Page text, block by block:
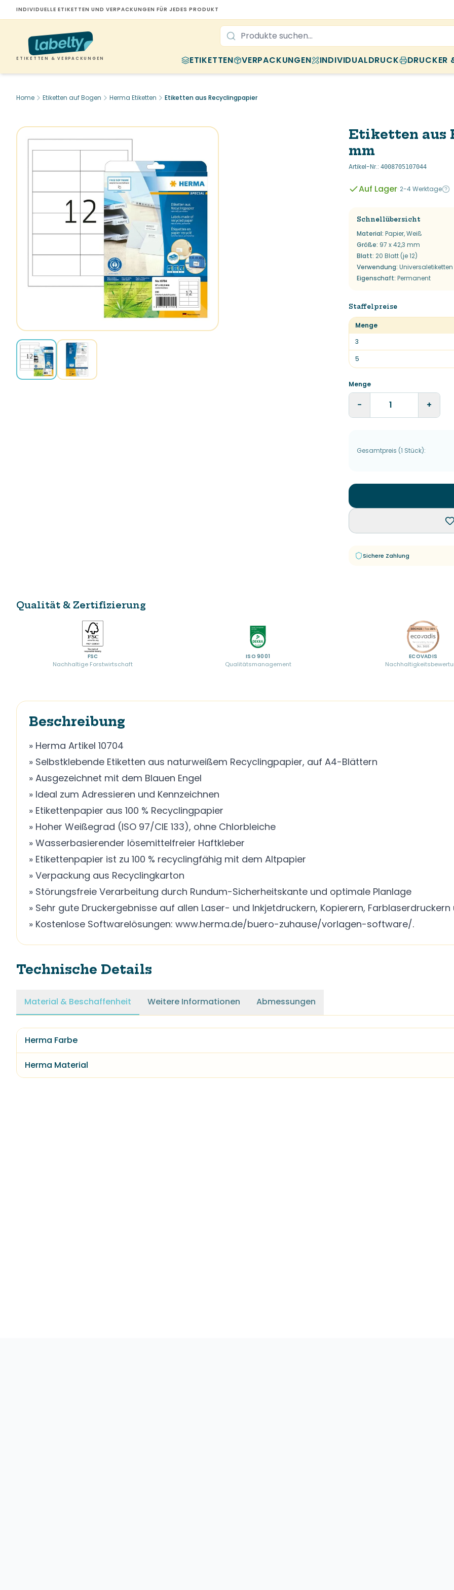
INDIVIDUELLE ETIKETTEN UND VERPACKUNGEN FÜR JEDES PRODUKT
ETIKETTEN & VERPACKUNGEN ETIKETTEN VERPACKUNGEN INDIVIDUALDRUCK DRUCKER
Home Etiketten auf Bogen Herma Etiketten Etiketten aus Recyclingpapier
Etiketten aus
mm
Artikel-Nr.: 4008705107044
Auf Lager· 2-4 Werktage
Schnellübersicht
Material: Papier, Weiß
Größe: 97 x 42,3 mm
Blatt: 20 Blatt (je 12)
Verwendung: Universaletiketten
Eigenschaft: Permanent
Staffelpreise
Menge
3
5
Menge
− +
Gesamtpreis (1 Stück):
Sichere Zahlung
Qualität & Zertifizierung
FSC
Nachhaltige Forstwirtschaft
ISO 9001
Qualitätsmanagement
ECOVADIS
Beschreibung
» Herma Artikel 10704
» Selbstklebende Etiketten aus naturweißem Recyclingpapier, auf A4-Blättern
» Ausgezeichnet mit dem Blauen Engel
» Ideal zum Adressieren und Kennzeichnen
» Etikettenpapier aus 100 % Recyclingpapier
» Hoher Weißegrad (ISO 97/CIE 133), ohne Chlorbleiche
» Wasserbasierender lösemittelfreier Haftkleber
» Etikettenpapier ist zu 100 % recyclingfähig mit dem Altpapier
» Verpackung aus Recyclingkarton
» Störungsfreie Verarbeitung durch Rundum-Sicherheitskante und optimale Planlage
» Sehr gute Druckergebnisse auf allen Laser- und Inkjetdruckern, Kopierern,
» Kostenlose Softwarelösungen: www.herma.de/buero-zuhause/vorlagen-software/.
Technische Details
Material & Beschaffenheit Weitere Informationen Abmessungen
Herma Farbe
Herma Material